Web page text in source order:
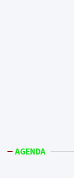
AGENDA